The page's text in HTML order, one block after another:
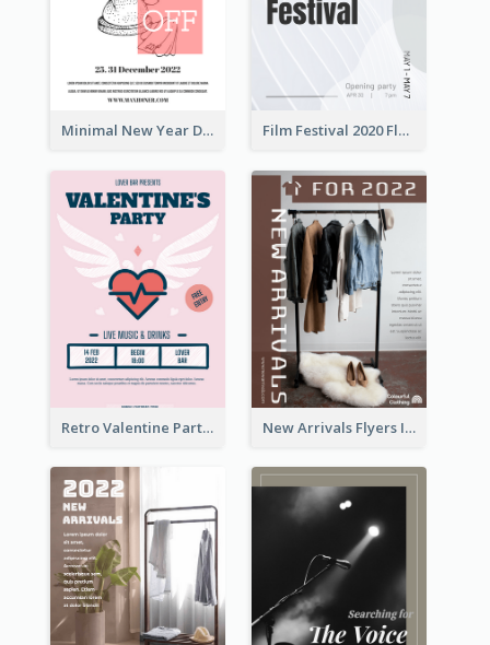
Minimal New Year Dinning Promotion Design Idea Film Festival 2020 Flyer
Retro Valentine Party Pink Flyers Design Templates New Arrivals Flyers In In Brown Colour Tone